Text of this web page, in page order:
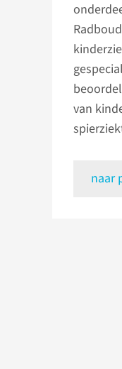
van
naar